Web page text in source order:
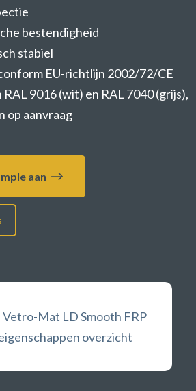
bestendigheid
stabiel
EU-richtlijn 2002/72/CE
RAL 9016 (wit) en RAL 7040 (grijs),
op aanvraag
aan